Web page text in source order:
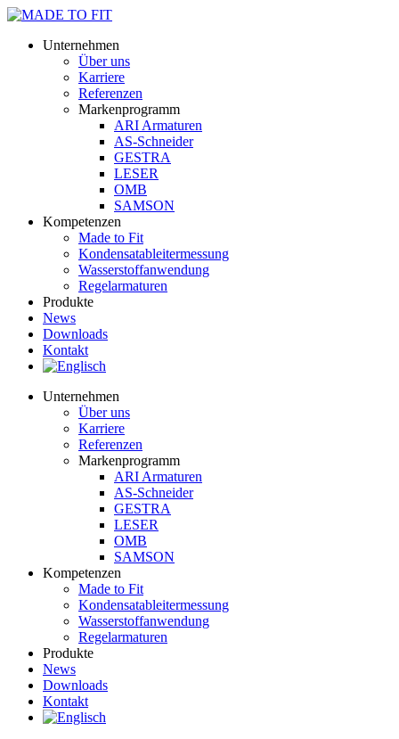
Unternehmen
Über uns
Karriere
Referenzen
Markenprogramm
ARI Armaturen
AS-Schneider
GESTRA
LESER
OMB
SAMSON
Kompetenzen
Made to Fit
Kondensat­ableiter­messung
Wasserstoff­anwendung
Regel­arma­turen
Produkte
News
Downloads
Kontakt
Unternehmen
Über uns
Karriere
Referenzen
Markenprogramm
ARI Armaturen
AS-Schneider
GESTRA
LESER
OMB
SAMSON
Kompetenzen
Made to Fit
Kondensat­ableiter­messung
Wasserstoff­anwendung
Regel­arma­turen
Produkte
News
Downloads
Kontakt